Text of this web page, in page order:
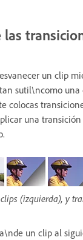
un clip
sutil\ncomo
colocas
una
(izquierda), y
un clip al